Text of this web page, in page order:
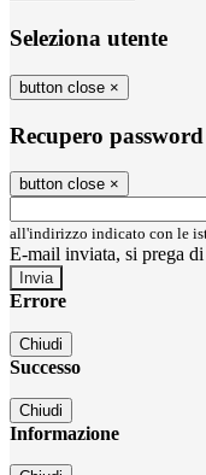
Seleziona utente
button close ×
Recupero password
button close ×
all'indirizzo indicato con le
E-mail inviata, si prega
Errore
Chiudi
Successo
Chiudi
Informazione